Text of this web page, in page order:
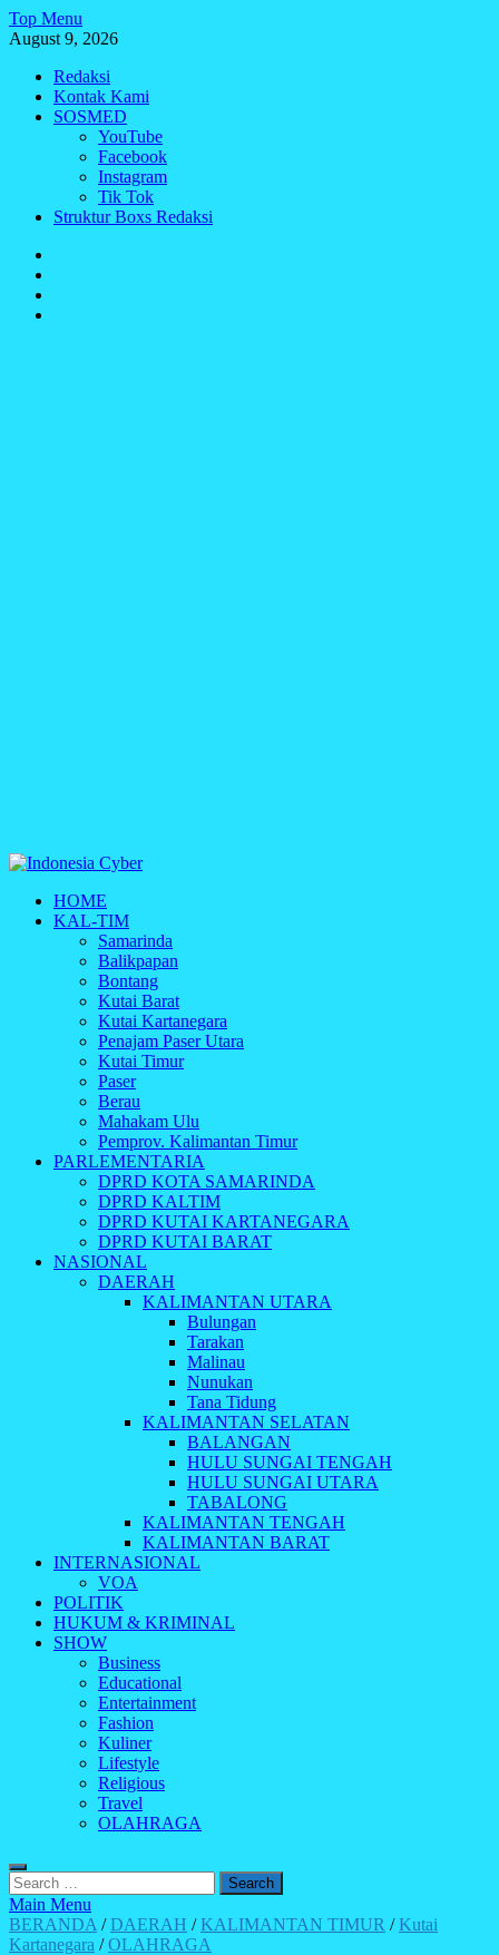
Skip
to
Top Menu
August 9, 2026
Redaksi
Kontak Kami
SOSMED
YouTube
Facebook
Instagram
Tik Tok
Struktur Boxs Redaksi
Indonesia Cyber
Media Cetak, Online & Streaming
HOME
KAL-TIM
Samarinda
Balikpapan
Bontang
Kutai Barat
Kutai Kartanegara
Penajam Paser Utara
Kutai Timur
Paser
Berau
Mahakam Ulu
Pemprov. Kalimantan Timur
PARLEMENTARIA
DPRD KOTA SAMARINDA
DPRD KALTIM
DPRD KUTAI KARTANEGARA
DPRD KUTAI BARAT
NASIONAL
DAERAH
KALIMANTAN UTARA
Bulungan
Tarakan
Malinau
Nunukan
Tana Tidung
KALIMANTAN SELATAN
BALANGAN
HULU SUNGAI TENGAH
HULU SUNGAI UTARA
TABALONG
KALIMANTAN TENGAH
KALIMANTAN BARAT
INTERNASIONAL
VOA
POLITIK
HUKUM & KRIMINAL
SHOW
Business
Educational
Entertainment
Fashion
Kuliner
Lifestyle
Religious
Travel
OLAHRAGA
Search
for:
Main Menu
BERANDA /DAERAH /KALIMANTAN TIMUR /Kutai
Kartanegara /OLAHRAGA